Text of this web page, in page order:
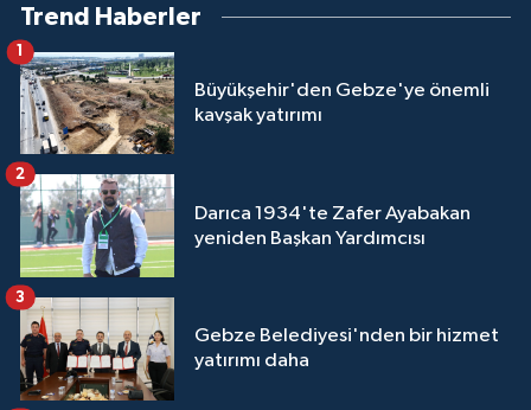
Trend Haberler
Büyükşehir'den Gebze'ye önemli
kavşak yatırımı
1
Darıca 1934'te Zafer Ayabakan
yeniden Başkan Yardımcısı
2
Gebze Belediyesi'nden bir hizmet
yatırımı daha
3